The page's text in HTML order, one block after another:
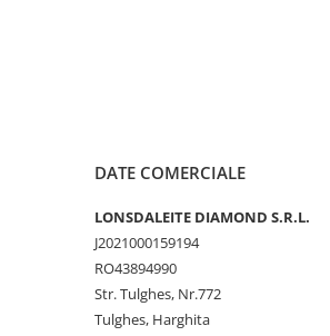
DATE COMERCIALE
LONSDALEITE DIAMOND S.R.L.
J2021000159194
RO43894990
Str. Tulghes, Nr.772
Tulghes, Harghita